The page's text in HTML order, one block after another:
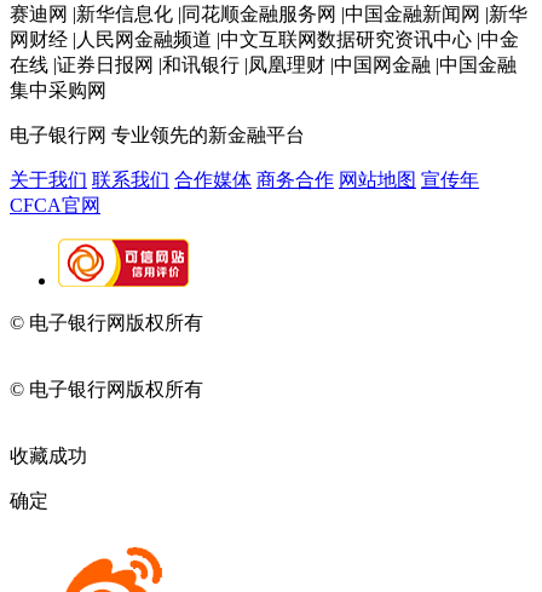
赛迪网 |新华信息化 |同花顺金融服务网 |中国金融新闻网 |新华
网财经 |人民网金融频道 |中文互联网数据研究资讯中心 |中金
在线 |证券日报网 |和讯银行 |凤凰理财 |中国网金融 |中国金融
集中采购网
电子银行网 专业领先的新金融平台
关于我们 联系我们 合作媒体 商务合作 网站地图 宣传年
CFCA官网
© 电子银行网版权所有
© 电子银行网版权所有
收藏成功
确定